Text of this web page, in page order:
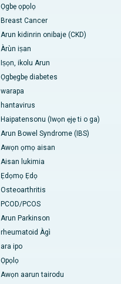
Ọgbẹ ọpọlọ
Breast Cancer
Arun kidinrin onibaje (CKD)
Àrùn iṣan
Iṣọn, ikolu Arun
Ọgbẹgbẹ diabetes
warapa
hantavirus
Haipatensonu (Iwọn ẹjẹ ti o ga)
Arun Bowel Syndrome (IBS)
Awọn ọmọ aisan
Aisan lukimia
Ẹdọmọ Ẹdọ
Osteoarthritis
PCOD/PCOS
Arun Parkinson
rheumatoid Àgì
ara ipo
Ọpọlọ
Awọn aarun tairodu